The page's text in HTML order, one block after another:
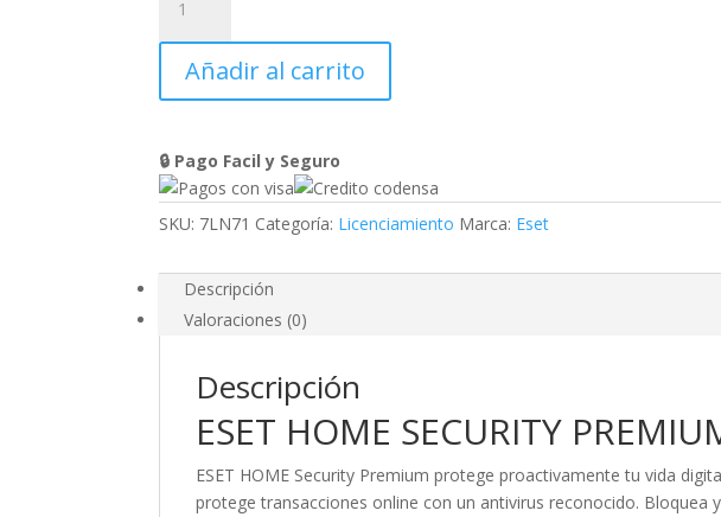
HOME
SECURITY
PREMIUM-
1
12
MESES
cantidad
Añadir al carrito
🔒 Pago Facil y Seguro
SKU: 7LN71 Categoría: Licenciamiento Marca: Eset
Descripción
Valoraciones (0)
Descripción
ESET HOME SECURITY
ESET HOME Security Premium protege proactivamente tu vida
protege transacciones online con un antivirus reconocido.